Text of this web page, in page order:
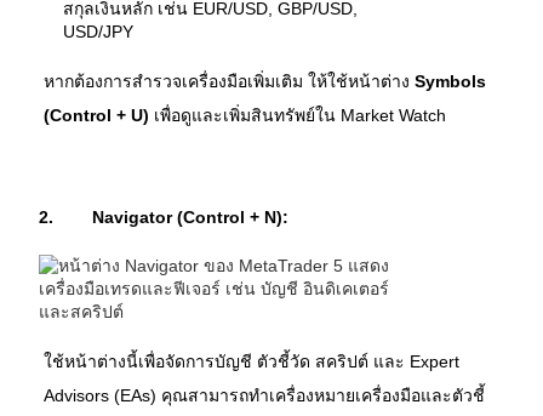
หากต้องการสำรวจเครื่องมือเพิ่มเติม ให้ใช้หน้าต่าง Symbols
(Control + U) เพื่อดูและเพิ่มสินทรัพย์ใน Market Watch
2. Navigator (Control + N):
ใช้หน้าต่างนี้เพื่อจัดการบัญชี ตัวชี้วัด สคริปต์ และ Expert
Advisors (EAs) คุณสามารถทำเครื่องหมายเครื่องมือและตัวชี้